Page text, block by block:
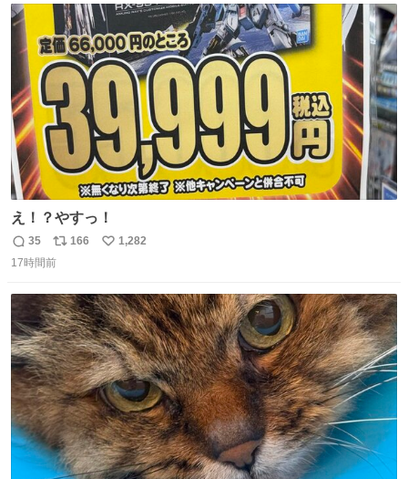
ト
数
数
え！？やすっ！
返
信
35
リ
ポ
ト
数
166
い
数
1,282
17時間前